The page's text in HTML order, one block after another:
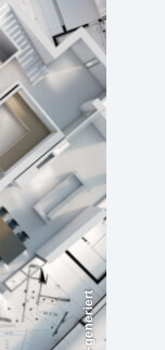
KI-generiert